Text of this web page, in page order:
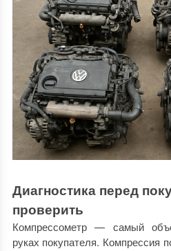
Диагностика перед
проверить
Компрессометр — самый
руках покупателя. Компрессия